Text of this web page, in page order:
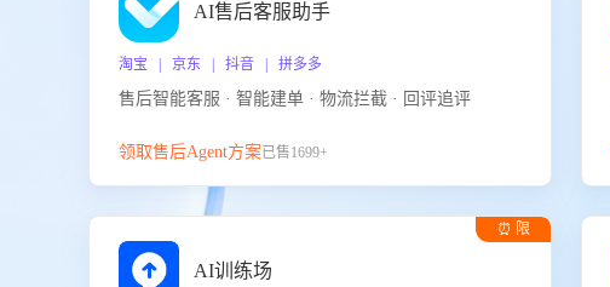
AI售后客服助手
淘宝 | 京东 | 抖音 | 拼多多
售后智能客服 · 智能建单 · 物流拦截 · 回评追评
领取售后Agent方案已售1699+
⏰ 限
AI训练场